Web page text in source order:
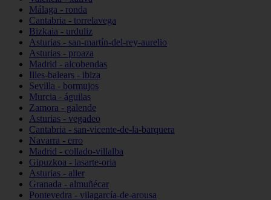
Málaga - ronda
Cantabria - torrelavega
Bizkaia - urduliz
Asturias - san-martín-del-rey-aurelio
Asturias - proaza
Madrid - alcobendas
Illes-balears - ibiza
Sevilla - bormujos
Murcia - águilas
Zamora - galende
Asturias - vegadeo
Cantabria - san-vicente-de-la-barquera
Navarra - erro
Madrid - collado-villalba
Gipuzkoa - lasarte-oria
Asturias - aller
Granada - almuñécar
Pontevedra - vilagarcía-de-arousa